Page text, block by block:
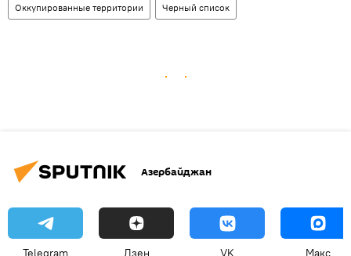
Оккупированные территории Черный список
Азербайджан
Telegram Дзен VK Макс